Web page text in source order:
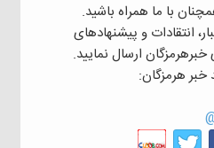
با ما همراه باشید.
انتقادات و پیشنهادهای
ارسال نمایید.
خبر هرمزگان: